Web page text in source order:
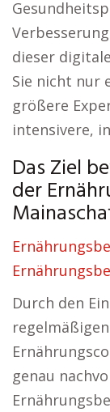
dieser
Sie nicht nur
größere
intensivere,
Das Ziel
der
Durch den
genau